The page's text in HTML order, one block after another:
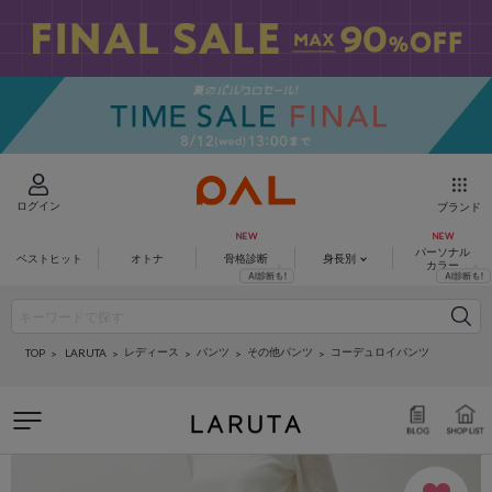
ログイン ブランド
ベストヒット オトナ 骨格診断 身長別
パーソナル
カラー
TOP LARUTA レディース パンツ その他パンツ コーデュロイパンツ